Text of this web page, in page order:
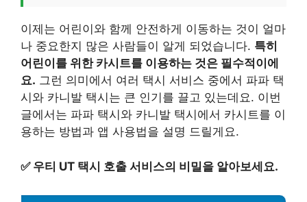
이제는 어린이와 함께 안전하게 이동하는 것이 얼마
나 중요한지 많은 사람들이 알게 되었습니다. 특히
어린이를 위한 카시트를 이용하는 것은 필수적이에
요. 그런 의미에서 여러 택시 서비스 중에서 파파 택
시와 카니발 택시는 큰 인기를 끌고 있는데요. 이번
글에서는 파파 택시와 카니발 택시에서 카시트를 이
용하는 방법과 앱 사용법을 설명 드릴게요.
✅ 우티 UT 택시 호출 서비스의 비밀을 알아보세요.